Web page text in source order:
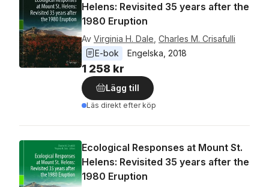
Helens: Revisited 35 years after the
1980 Eruption
Av Virginia H. Dale Charles M. Crisafulli
E-bok
Engelska 2018
1 258 kr
Lägg till
Läs direkt efter köp
Ecological Responses at Mount St.
Helens: Revisited 35 years after the
1980 Eruption